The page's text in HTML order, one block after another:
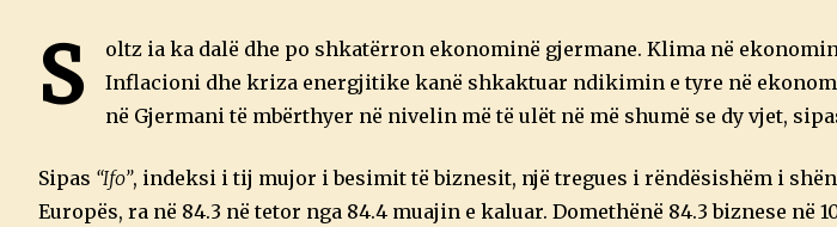
O
R
,
2
2
S
oltz ia ka dalë dhe po shkatërron ekonominë gjermane. Klima në
Inflacioni dhe kriza energjitike kanë shkaktuar ndikimin e tyre në
në Gjermani të mbërthyer në nivelin më të ulët në më shumë se dy vjet,
Sipas “Ifo”, indeksi i tij mujor i besimit të biznesit, një tregues i rëndësishëm i
Europës, ra në 84.3 në tetor nga 84.4 muajin e kaluar. Domethënë 84.3 biznese në